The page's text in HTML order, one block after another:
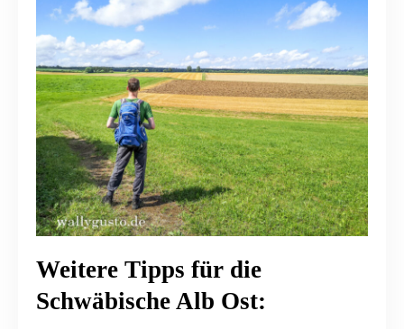
Weitere Tipps für die
Schwäbische Alb Ost: